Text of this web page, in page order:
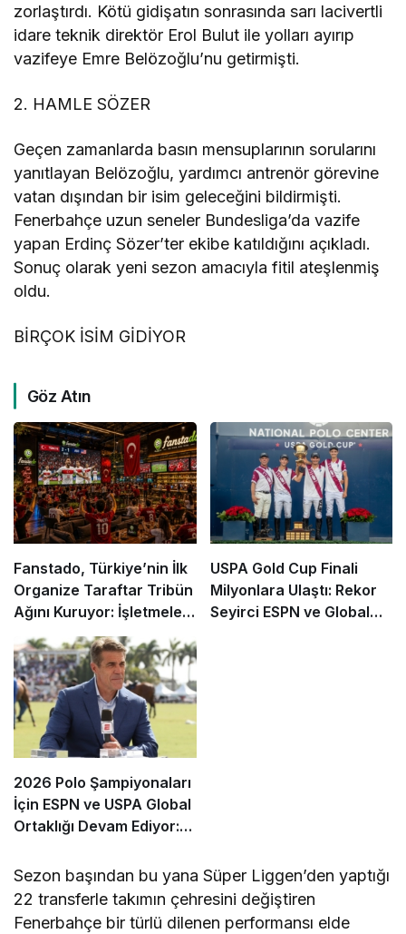
zorlaştırdı. Kötü gidişatın sonrasında sarı lacivertli
idare teknik direktör Erol Bulut ile yolları ayırıp
vazifeye Emre Belözoğlu’nu getirmişti.
2. HAMLE SÖZER
Geçen zamanlarda basın mensuplarının sorularını
yanıtlayan Belözoğlu, yardımcı antrenör görevine
vatan dışından bir isim geleceğini bildirmişti.
Fenerbahçe uzun seneler Bundesliga’da vazife
yapan Erdinç Sözer’ter ekibe katıldığını açıkladı.
Sonuç olarak yeni sezon amacıyla fitil ateşlenmiş
oldu.
BİRÇOK İSİM GİDİYOR
Göz Atın
Fanstado, Türkiye’nin İlk
Organize Taraftar Tribün
Ağını Kuruyor: İşletmeler
İçin Başvurular Açıldı
USPA Gold Cup Finali
Milyonlara Ulaştı: Rekor
Seyirci ESPN ve Global
2026 Polo Şampiyonaları
İçin ESPN ve USPA Global
Ortaklığı Devam Ediyor:
Sezon başından bu yana Süper Liggen’den yaptığı
22 transferle takımın çehresini değiştiren
Fenerbahçe bir türlü dilenen performansı elde